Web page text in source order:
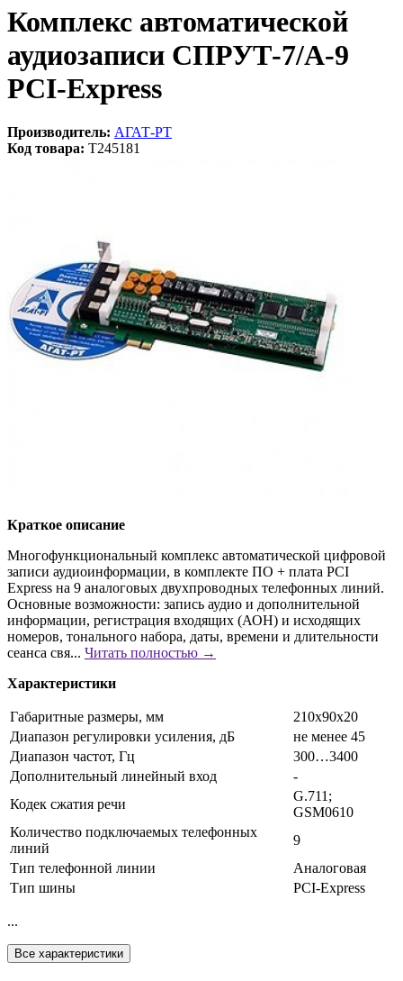
Комплекс автоматической
аудиозаписи СПРУТ-7/А-9
PCI-Express
Производитель: АГАТ-РТ
Код товара: T245181
Краткое описание
Многофункциональный комплекс автоматической цифровой
записи аудиоинформации, в комплекте ПО + плата PCI
Express на 9 аналоговых двухпроводных телефонных линий.
Основные возможности: запись аудио и дополнительной
информации, регистрация входящих (АОН) и исходящих
номеров, тонального набора, даты, времени и длительности
сеанса свя... Читать полностью →
Характеристики
Габаритные размеры, мм
210x90x20
Диапазон регулировки усиления, дБ
не менее 45
Диапазон частот, Гц
300…3400
Дополнительный линейный вход
-
Кодек сжатия речи
G.711;
GSM0610
Количество подключаемых телефонных
линий
9
Тип телефонной линии
Аналоговая
Тип шины
PCI-Express
...
Все характеристики